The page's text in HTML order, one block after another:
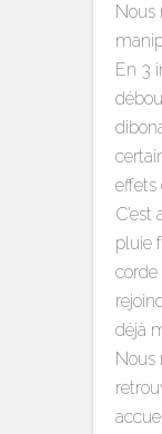
Nous
En 3
effets
pluie
corde
déjà
Nous